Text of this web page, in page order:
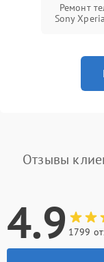
Ремонт
Sony
Отзывы
4.9 1799